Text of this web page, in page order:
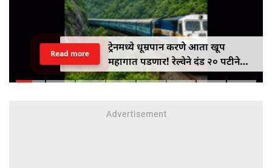
ट्रेनमध्ये धूम्रपान करणे आता खूप
महागात पडणार! रेल्वेने दंड २० पटीने
वाढवून ₹१०० वरून ₹२,००० केला
Read more